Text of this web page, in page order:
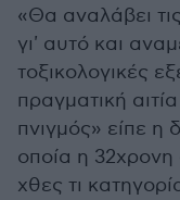
«Θα αναλάβει
γι' αυτό και
τοξικολογικές
πραγματική
πνιγμός» είπε η
οποία η 32χρονη
χθες τι